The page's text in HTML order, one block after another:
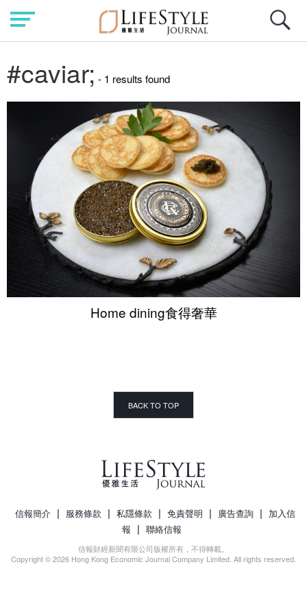
#caviar; - 1 results found
Home dining食得奢華
BACK TO TOP
信報簡介 | 服務條款 | 私隱條款 | 免責聲明 | 廣告查詢 | 加入信
報 | 聯絡信報
信報財經新聞有限公司版權所有，不得轉載。
Copyright © 2026 Hong Kong Economic Journal Company Limited. All rights reserved.